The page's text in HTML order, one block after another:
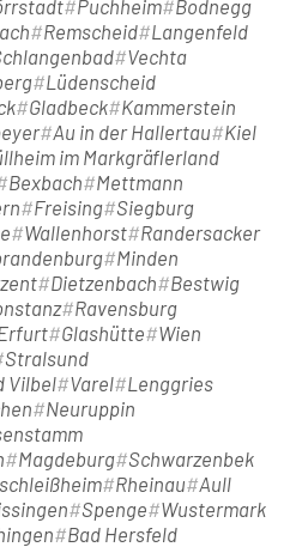
Puchheim Bodnegg
Remscheid Langenfeld
Vechta
Lüdenscheid
Gladbeck Kammerstein
Au in der Hallertau
Kiel
im Markgräflerland
Bexbach
Mettmann
Freising Siegburg
Wallenhorst Randersacker
Minden
Dietzenbach
Bestwig
Ravensburg
Glashütte
Wien
Stralsund
Vilbel Varel Lenggries
Neuruppin
Magdeburg Schwarzenbek
Rheinau Aull
Spenge
Wustermark
Bad Hersfeld